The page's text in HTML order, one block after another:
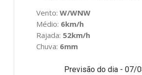
Vento:W/WNW
Médio: 6km/h
Rajada: 52km/h
Chuva: 6mm
Previsão do dia - 07/